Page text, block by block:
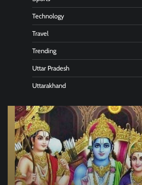
Technology
Travel
Trending
Uttar Pradesh
Uttarakhand